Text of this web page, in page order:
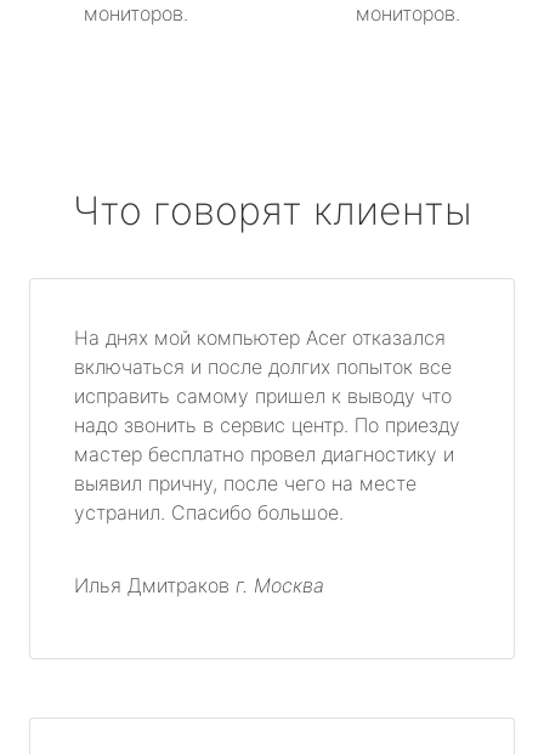
мониторов.
мониторов.
Что говорят клиенты
На днях мой компьютер Acer отказался
включаться и после долгих попыток все
исправить самому пришел к выводу что
надо звонить в сервис центр. По приезду
мастер бесплатно провел диагностику и
выявил причну, после чего на месте
устранил. Спасибо большое.
Илья Дмитраков г. Москва